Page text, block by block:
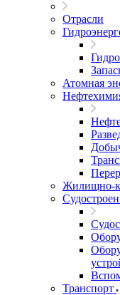
Отрасли
Атомная
Жилищно-
Транспорт